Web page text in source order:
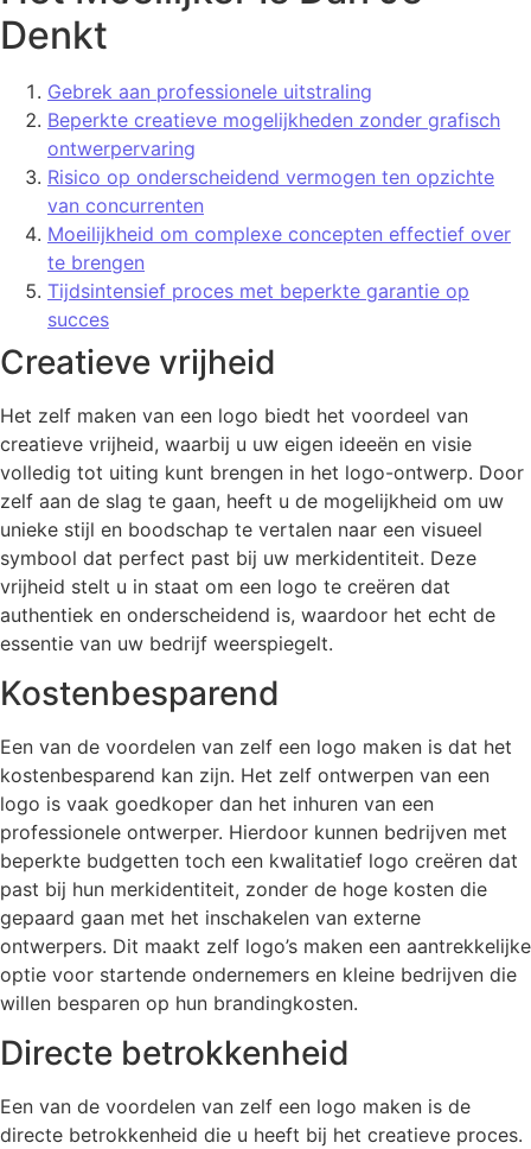
Denkt
Gebrek aan professionele uitstraling
Beperkte creatieve mogelijkheden zonder grafisch
ontwerpervaring
Risico op onderscheidend vermogen ten opzichte
van concurrenten
Moeilijkheid om complexe concepten effectief over
te brengen
Tijdsintensief proces met beperkte garantie op
succes
Creatieve vrijheid
Het zelf maken van een logo biedt het voordeel van
creatieve vrijheid, waarbij u uw eigen ideeën en visie
volledig tot uiting kunt brengen in het logo-ontwerp. Door
zelf aan de slag te gaan, heeft u de mogelijkheid om uw
unieke stijl en boodschap te vertalen naar een visueel
symbool dat perfect past bij uw merkidentiteit. Deze
vrijheid stelt u in staat om een logo te creëren dat
authentiek en onderscheidend is, waardoor het echt de
essentie van uw bedrijf weerspiegelt.
Kostenbesparend
Een van de voordelen van zelf een logo maken is dat het
kostenbesparend kan zijn. Het zelf ontwerpen van een
logo is vaak goedkoper dan het inhuren van een
professionele ontwerper. Hierdoor kunnen bedrijven met
beperkte budgetten toch een kwalitatief logo creëren dat
past bij hun merkidentiteit, zonder de hoge kosten die
gepaard gaan met het inschakelen van externe
ontwerpers. Dit maakt zelf logo’s maken een aantrekkelijke
optie voor startende ondernemers en kleine bedrijven die
willen besparen op hun brandingkosten.
Directe betrokkenheid
Een van de voordelen van zelf een logo maken is de
directe betrokkenheid die u heeft bij het creatieve proces.